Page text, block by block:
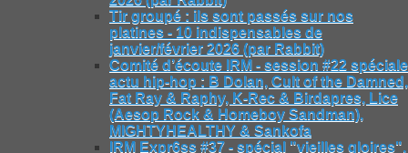
Tir groupé : ils sont passés sur nos
platines - 10 indispensables de
janvier/février 2026 (par Rabbit)
Comité d’écoute IRM - session #22 spéciale
actu hip-hop : B Dolan, Cult of the Damned,
Fat Ray & Raphy, K-Rec & Birdapres, Lice
(Aesop Rock & Homeboy Sandman),
MIGHTYHEALTHY & Sankofa
IRM Expr6ss #37 - spécial "vieilles gloires",